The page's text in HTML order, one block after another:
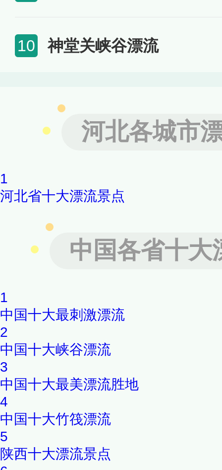
10 神堂关峡谷漂流
河北各城市
1
河北省十大漂流景点
中国各省十大
1
中国十大最刺激漂流
2
中国十大峡谷漂流
3
中国十大最美漂流胜地
4
中国十大竹筏漂流
5
陕西十大漂流景点